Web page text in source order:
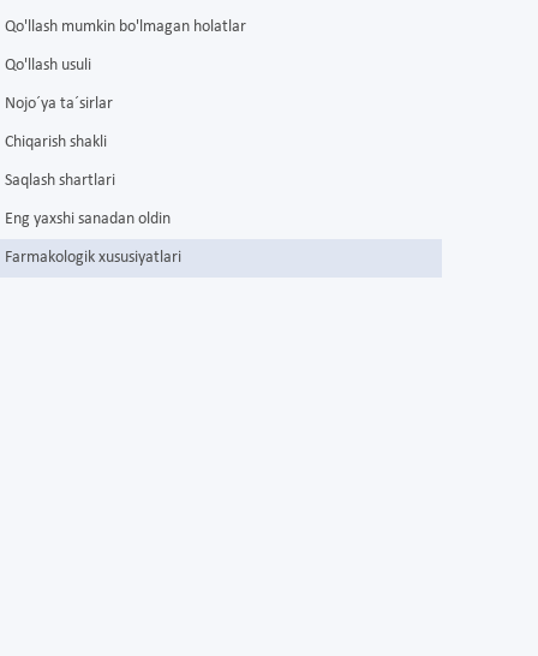
Qo'llash mumkin bo'lmagan holatlar
Qo'llash usuli
Nojo´ya ta´sirlar
Chiqarish shakli
Saqlash shartlari
Eng yaxshi sanadan oldin
Farmakologik xususiyatlari